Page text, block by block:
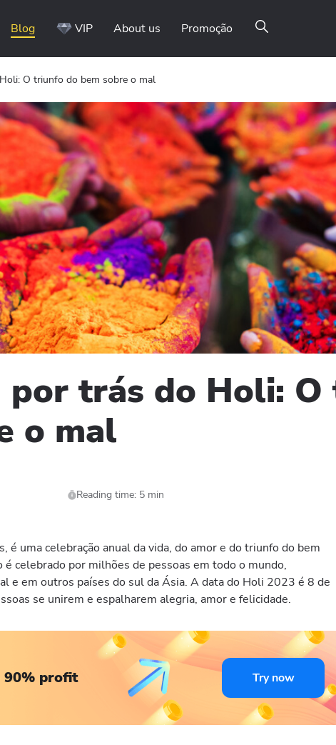
Blog VIP About us Promoção
O triunfo do bem sobre o mal
trás do Holi:
o mal
Reading time: 5 min
é uma celebração anual da vida, do amor e do triunfo do bem
celebrado por milhões de pessoas em todo o mundo,
e em outros países do sul da Ásia. A data do Holi 2023 é 8 de
se unirem e espalharem alegria, amor e felicidade.
90% profit Try now